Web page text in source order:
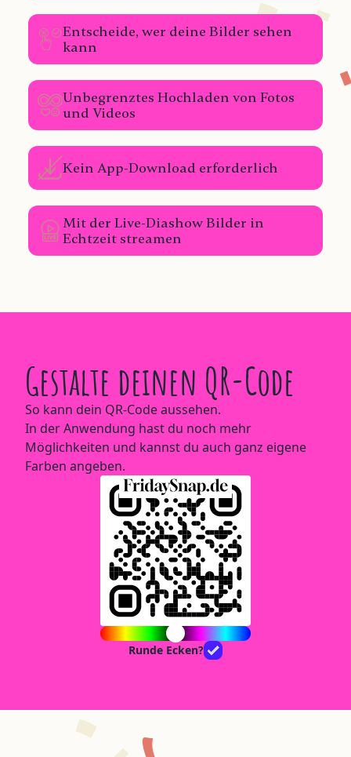
Entscheide, wer deine Bilder sehen
kann
Unbegrenztes Hochladen von Fotos
und Videos
Kein App-Download erforderlich
Mit der Live-Diashow Bilder in
Echtzeit streamen
Gestalte deinen QR-Code
So kann dein QR-Code aussehen.
In der Anwendung hast du noch mehr
Möglichkeiten und kannst du auch ganz eigene
Farben angeben.
Runde Ecken?